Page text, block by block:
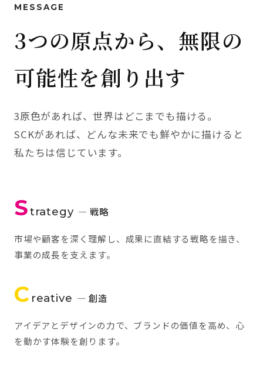
MESSAGE
3つの原点から、無限の
可能性を創り出す
3原色があれば、世界はどこまでも描ける。
SCKがあれば、どんな未来でも鮮やかに描けると
私たちは信じています。
Strategy — 戦略
市場や顧客を深く理解し、成果に直結する戦略を描き、
事業の成長を支えます。
C reative — 創造
アイデアとデザインの力で、ブランドの価値を高め、心
を動かす体験を創ります。